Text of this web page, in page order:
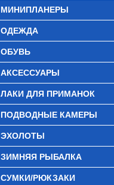
МИНИПЛАНЕРЫ
ОДЕЖДА
ОБУВЬ
АКСЕССУАРЫ
ЛАКИ ДЛЯ ПРИМАНОК
ПОДВОДНЫЕ КАМЕРЫ
ЭХОЛОТЫ
ЗИМНЯЯ РЫБАЛКА
СУМКИ/РЮКЗАКИ